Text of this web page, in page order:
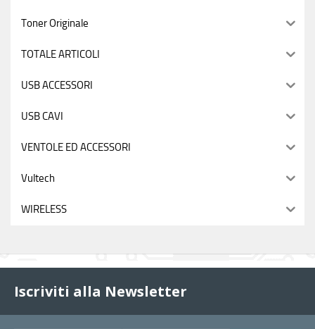
Toner Originale
TOTALE ARTICOLI
USB ACCESSORI
USB CAVI
VENTOLE ED ACCESSORI
Vultech
WIRELESS
Iscriviti alla Newsletter